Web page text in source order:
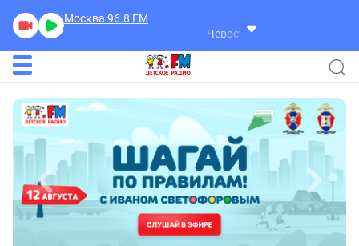
Москва 96.8 FM
Чевостик
Чевостик